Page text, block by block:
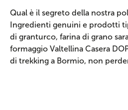
Qual è il segreto della nostra
Ingredienti genuini e prodotti
di granturco, farina di grano
formaggio Valtellina Casera
di trekking a Bormio, non